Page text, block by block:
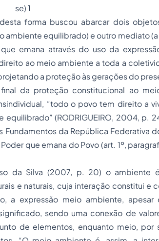
se)1
forma buscou abarcar dois
ambiente equilibrado) e outro mediato
emana através do uso da
ao meio ambiente a toda a
a proteção às gerações do
da proteção constitucional ao
“todo o povo tem direito a
(RODRIGUEIRO, 2004, p.
Fundamentos da República Federativa
que emana do Povo (art. 1º,
da Silva (2007, p. 20) o
e naturais, cuja interação constitui e
a expressão meio ambiente, apesar
sendo uma conexão de
de elementos, enquanto meio, por